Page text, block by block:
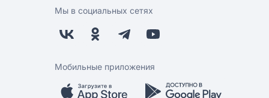
Мы в социальных сетях
Мобильные приложения